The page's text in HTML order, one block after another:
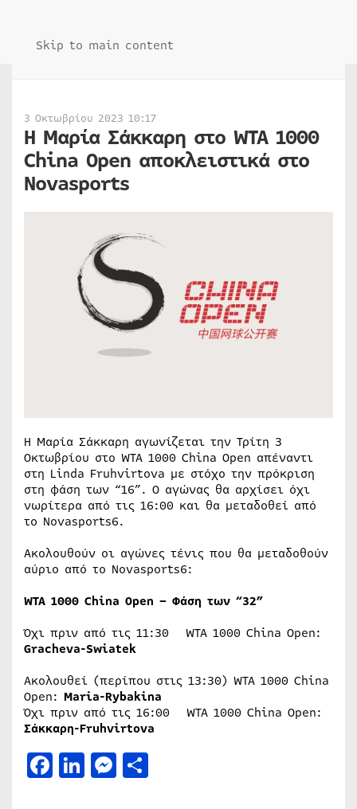
Skip to main content
3 Οκτωβρίου 2023 10:17
H Μαρία Σάκκαρη στο WTA 1000
China Open αποκλειστικά στο
Novasports
Η Μαρία Σάκκαρη αγωνίζεται την Τρίτη 3
Οκτωβρίου στο WTA 1000 China Open απέναντι
στη Linda Fruhvirtova με στόχο την πρόκριση
στη φάση των “16”. Ο αγώνας θα αρχίσει όχι
νωρίτερα από τις 16:00 και θα μεταδοθεί από
το Novasports6.
Ακολουθούν οι αγώνες τένις που θα μεταδοθούν
αύριο από το Novasports6:
WTA 1000 China Open – Φάση των “32”
Όχι πριν από τις 11:30 WTA 1000 China Open:
Gracheva-Swiatek
Ακολουθεί (περίπου στις 13:30) WTA 1000 China
Open: Maria-Rybakina
Όχι πριν από τις 16:00 WTA 1000 China Open:
Σάκκαρη-Fruhvirtova
Facebook
LinkedIn
Messenger